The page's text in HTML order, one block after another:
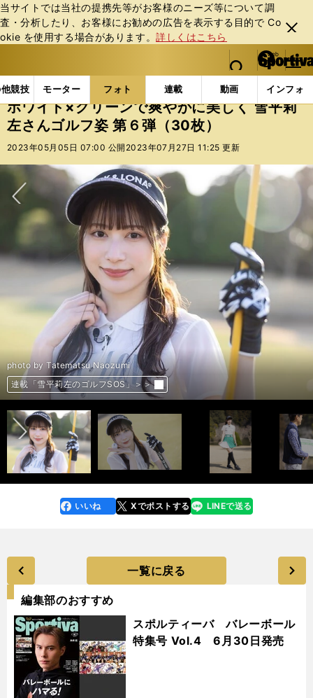
当サイトでは当社の提携先等がお客様のニーズ等について調
査・分析したり、お客様にお勧めの広告を表⽰する⽬的で Co
okie を使⽤する場合があります。詳しくはこちら
閉じ
る
web Sportiva (webスポルティーバ)
検索
マイペ
ー
ジ
メニュ
競技 モーター フォト 連載 動画 インフォ
b
ス
ポ
ル
ー
バ
フォトギャラリー スポーツビーナスギャラリー ホ
ホワイト×グリーンで爽やかに美しく 雪平莉
左さんゴルフ姿 第６弾（30枚）
2023年05月05日 07:00 公開 2023年07月27日 11:25 更新
次へ
photo by Tatematsu Naozumi
連載「雪平莉左のゴルフSOS」＞＞
連載「雪平莉左のゴルフSOS」＞＞
連載「雪平莉左のゴルフSOS」＞＞
連載「雪平莉左のゴルフSOS」＞＞
連載「雪平莉左のゴルフSOS」＞＞
連載「雪平莉左のゴルフSOS」＞＞
連載「雪平莉左のゴルフSOS」＞＞
連載「雪平莉左のゴルフSOS」＞＞
連載「雪平莉左のゴルフSOS」＞＞
連載「雪平莉左のゴルフSOS」＞＞
連載「雪平莉左のゴルフSOS」＞＞
連載「雪平莉左のゴルフSOS」＞＞
連載「雪平莉左のゴルフSOS」＞＞
連載「雪平莉左のゴルフSOS」＞＞
連載「雪平莉左のゴルフSOS」＞＞
連載「雪平莉左のゴルフSOS」＞＞
連載「雪平莉左のゴルフSOS」＞＞
連載「雪平莉左のゴルフSOS」＞＞
連載「雪平莉左のゴルフSOS」＞＞
連載「雪平莉左のゴルフSOS」＞＞
連載「雪平莉左のゴルフSOS」＞＞
連載「雪平莉左のゴルフSOS」＞＞
連載「雪平莉左のゴルフSOS」＞＞
連載「雪平莉左のゴルフSOS」＞＞
連載「雪平莉左のゴルフSOS」＞＞
連載「雪平莉左のゴルフSOS」＞＞
連載「雪平莉左のゴルフSOS」＞＞
連載「雪平莉左のゴルフSOS」＞＞
連載「雪平莉左のゴルフSOS」＞＞
連載「雪平莉左のゴルフSOS」＞＞
前へ
faceboo
k
いいね Xでポストする
line LINEで送る
一覧に戻る
編集部のおすすめ
スポルティーバ バレーボール
特集号 Vol.4 6月30日発売